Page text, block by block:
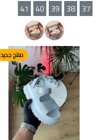
37
38
39
40
41
منتج جديد